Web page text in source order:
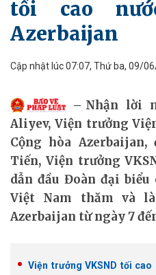
tối cao
Azerbaijan
Cập nhật lúc 07:07, Thứ ba, 09/
Nhận lời
Aliyev, Viện trưởng
Cộng hòa
Tiến, Viện trưởng
dẫn đầu Đoàn đại biểu
Việt Nam thăm và
Azerbaijan từ ngày 7
Viện trưởng VKSND tối